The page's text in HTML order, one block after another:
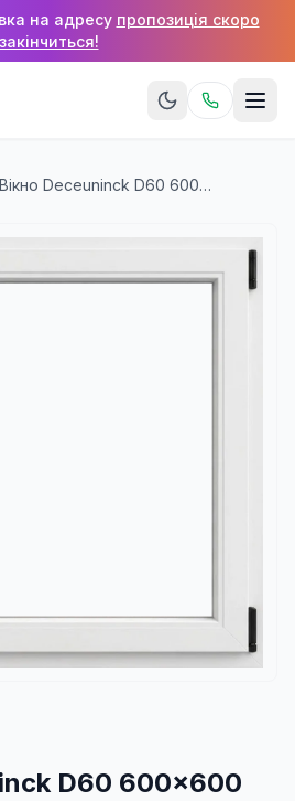
на адресу пропозиція скоро
закінчиться!
Вікно Deceuninck D60 600×600 мм (1 стулка)
D60 600×600